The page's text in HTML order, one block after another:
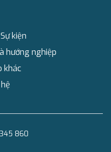
kiện
hướng nghiệp
khác
860